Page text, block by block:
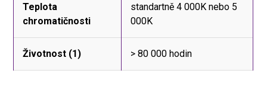
Teplota
chromatičnosti
standartně 4 000K nebo 5
000K
Životnost (1) > 80 000 hodin